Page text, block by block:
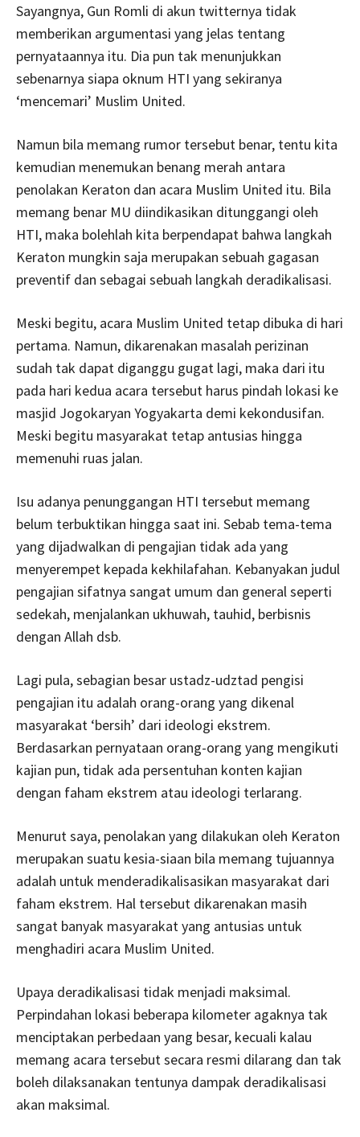
Sayangnya, Gun Romli di akun twitternya tidak
memberikan argumentasi yang jelas tentang
pernyataannya itu. Dia pun tak menunjukkan
sebenarnya siapa oknum HTI yang sekiranya
‘mencemari’ Muslim United.
Namun bila memang rumor tersebut benar, tentu kita
kemudian menemukan benang merah antara
penolakan Keraton dan acara Muslim United itu. Bila
memang benar MU diindikasikan ditunggangi oleh
HTI, maka bolehlah kita berpendapat bahwa langkah
Keraton mungkin saja merupakan sebuah gagasan
preventif dan sebagai sebuah langkah deradikalisasi.
Meski begitu, acara Muslim United tetap dibuka di hari
pertama. Namun, dikarenakan masalah perizinan
sudah tak dapat diganggu gugat lagi, maka dari itu
pada hari kedua acara tersebut harus pindah lokasi ke
masjid Jogokaryan Yogyakarta demi kekondusifan.
Meski begitu masyarakat tetap antusias hingga
memenuhi ruas jalan.
Isu adanya penunggangan HTI tersebut memang
belum terbuktikan hingga saat ini. Sebab tema-tema
yang dijadwalkan di pengajian tidak ada yang
menyerempet kepada kekhilafahan. Kebanyakan judul
pengajian sifatnya sangat umum dan general seperti
sedekah, menjalankan ukhuwah, tauhid, berbisnis
dengan Allah dsb.
Lagi pula, sebagian besar ustadz-udztad pengisi
pengajian itu adalah orang-orang yang dikenal
masyarakat ‘bersih’ dari ideologi ekstrem.
Berdasarkan pernyataan orang-orang yang mengikuti
kajian pun, tidak ada persentuhan konten kajian
dengan faham ekstrem atau ideologi terlarang.
Menurut saya, penolakan yang dilakukan oleh Keraton
merupakan suatu kesia-siaan bila memang tujuannya
adalah untuk menderadikalisasikan masyarakat dari
faham ekstrem. Hal tersebut dikarenakan masih
sangat banyak masyarakat yang antusias untuk
menghadiri acara Muslim United.
Upaya deradikalisasi tidak menjadi maksimal.
Perpindahan lokasi beberapa kilometer agaknya tak
menciptakan perbedaan yang besar, kecuali kalau
memang acara tersebut secara resmi dilarang dan tak
boleh dilaksanakan tentunya dampak deradikalisasi
akan maksimal.